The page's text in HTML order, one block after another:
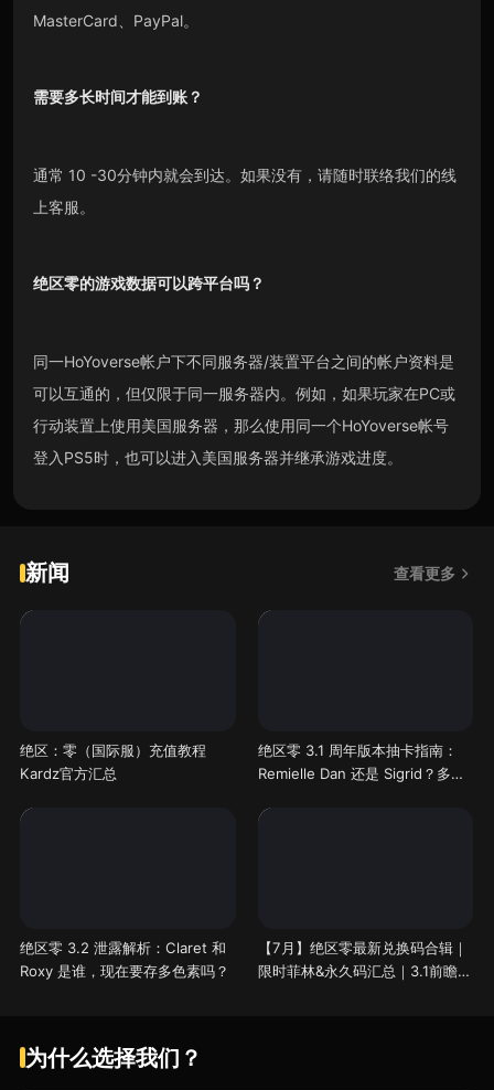
MasterCard、PayPal。
需要多长时间才能到账？
通常 10 -30分钟内就会到达。如果没有，请随时联络我们的线
上客服。
绝区零的游戏数据可以跨平台吗？
同一HoYoverse帐户下不同服务器/装置平台之间的帐户资料是
可以互通的，但仅限于同一服务器内。例如，如果玩家在PC或
行动装置上使用美国服务器，那么使用同一个HoYoverse帐号
登入PS5时，也可以进入美国服务器并继承游戏进度。
新闻 查看更多
绝区：零（国际服）充值教程
Kardz官方汇总
绝区零 3.1 周年版本抽卡指南：
Remielle Dan 还是 Sigrid？多色
绝区零 3.2 泄露解析：Claret 和
Roxy 是谁，现在要存多色素吗？
【7月】绝区零最新兑换码合辑｜
限时菲林&永久码汇总｜3.1前瞻预
为什么选择我们？